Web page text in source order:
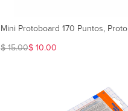
Mini Protoboard 170 Puntos, Proto
$ 15.00$ 10.00